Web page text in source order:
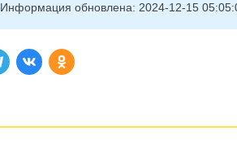
Информация обновлена: 2024-12-15